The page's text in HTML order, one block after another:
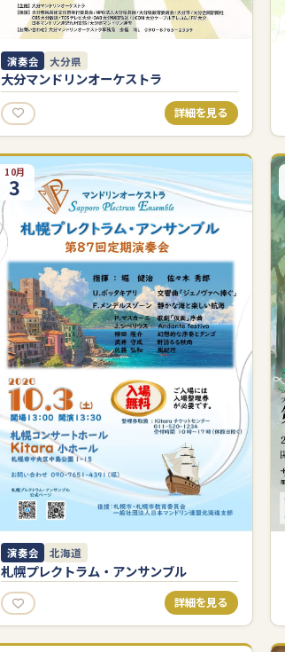
演奏会 大分県
大分マンドリンオーケストラ
詳細を見る
10月
3
演奏会 北海道
札幌プレクトラム・アンサンブル
詳細を見る